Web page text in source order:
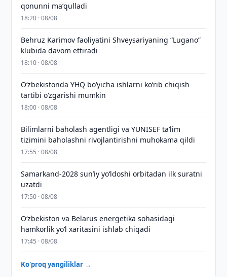
qonunni maʼqulladi
18:20 · 08/08
Behruz Karimov faoliyatini Shveysariyaning “Lugano”
klubida davom ettiradi
18:10 · 08/08
O‘zbekistonda YHQ bo‘yicha ishlarni ko‘rib chiqish
tartibi o‘zgarishi mumkin
18:00 · 08/08
Bilimlarni baholash agentligi va YUNISEF taʼlim
tizimini baholashni rivojlantirishni muhokama qildi
17:55 · 08/08
Samarkand-2028 sunʼiy yo‘ldoshi orbitadan ilk suratni
uzatdi
17:50 · 08/08
Oʻzbekiston va Belarus energetika sohasidagi
hamkorlik yoʻl xaritasini ishlab chiqadi
17:45 · 08/08
Ko'proq yangiliklar →